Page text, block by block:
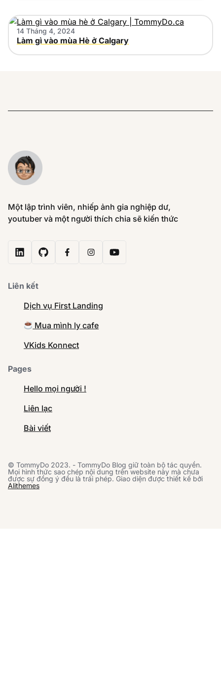
14 Tháng 4, 2024
Làm gì vào mùa Hè ở Calgary
Một lập trình viên, nhiếp ảnh gia nghiệp dư,
youtuber và một người thích chia sẽ kiến thức
Liên kết
Dịch vụ First Landing
Mua mình ly cafe
VKids Konnect
Pages
Hello mọi người !
Liên lạc
Bài viết
© TommyDo 2023. - TommyDo Blog giữ toàn bộ tác quyền.
Mọi hình thức sao chép nội dung trên website này mà chưa
được sự đồng ý đều là trái phép. Giao diện được thiết kế bởi
Alithemes